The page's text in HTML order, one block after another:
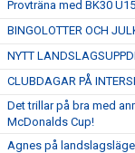
Provträna med BK30 U15
BINGOLOTTER OCH
NYTT
CLUBDAGAR PÅ
Det trillar på bra med
McDonalds Cup!
Agnes på